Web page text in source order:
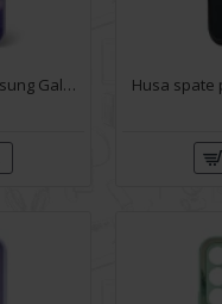
Husa spate pentru Samsung Galaxy A34 5G - Deli Case Mov Deschis